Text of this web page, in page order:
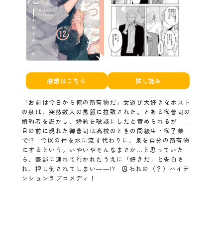
感想はこちら 試し読み
「お前は今日から俺の所有物だ」女遊び大好きなホスト
の泉は、突然数人の黒服に拉致された。とある御曹司の
婚約者を誑かし、婚約を破談にしたと責められるが――
目の前に現れた御曹司は高校のときの同級生・御子柴
で!? 今回の件を水に流す代わりに、泉を自分の所有物
にするという。いやいやそんなまさか…と思っていた
ら、豪邸に連れて行かれたうえに「好きだ」と告白さ
れ、押し倒されてしまい――!? 囚われの（？）ハイテ
ンションラブコメディ！